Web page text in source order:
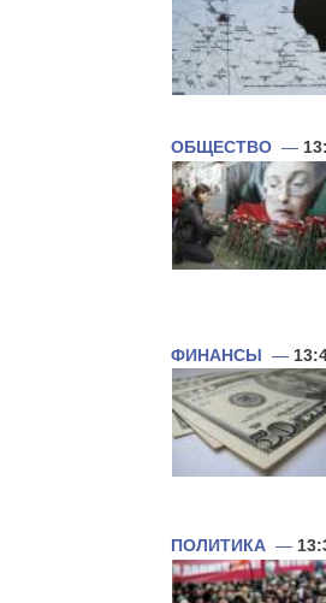
ОБЩЕСТВО —
ФИНАНСЫ —
ПОЛИТИКА —